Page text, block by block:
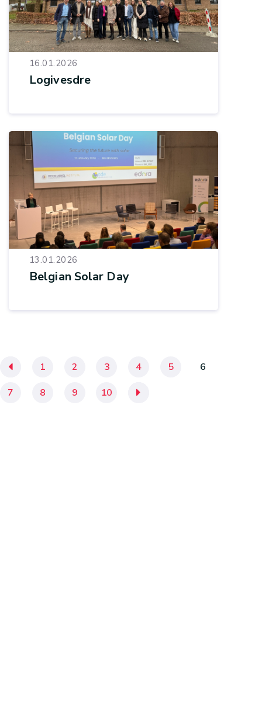
16.01.2026
Logivesdre
13.01.2026
Belgian Solar Day
« 1 2 3 4 5
6
7
8 9 10 »